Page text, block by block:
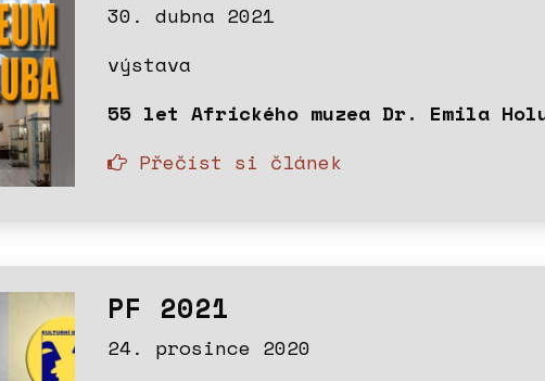
30. dubna 2021
výstava
55 let Afrického muzea Dr. Emila
Přečíst si článek
PF 2021
24. prosince 2020